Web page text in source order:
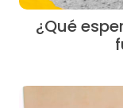
¿Qué